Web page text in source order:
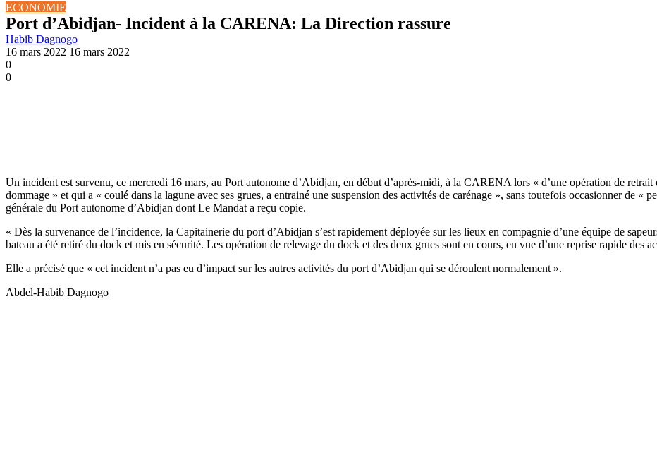
ECONOMIE
Port d’Abidjan- Incident à la CARENA: La Direction rassure
Habib Dagnogo
16 mars 2022 16 mars 2022
0
0
Un incident est survenu, ce mercredi 16 mars, au Port autonome d’Abidjan, en début d’après-midi, à la CARENA lors « d’une opération de
dommage » et qui a « coulé dans la lagune avec ses grues, a entrainé une suspension des activités de carénage », sans toutefois occasionner de
générale du Port autonome d’Abidjan dont Le Mandat a reçu copie.
« Dès la survenance de l’incidence, la Capitainerie du port d’Abidjan s’est rapidement déployée sur les lieux en compagnie d’une équipe de
bateau a été retiré du dock et mis en sécurité. Les opération de relevage du dock et des deux grues sont en cours, en vue d’une reprise rapide des
Elle a précisé que « cet incident n’a pas eu d’impact sur les autres activités du port d’Abidjan qui se déroulent normalement ».
Abdel-Habib Dagnogo